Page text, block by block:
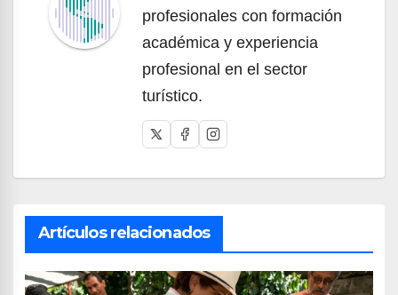
profesionales con formación
académica y experiencia
profesional en el sector
turístico.
Artículos relacionados